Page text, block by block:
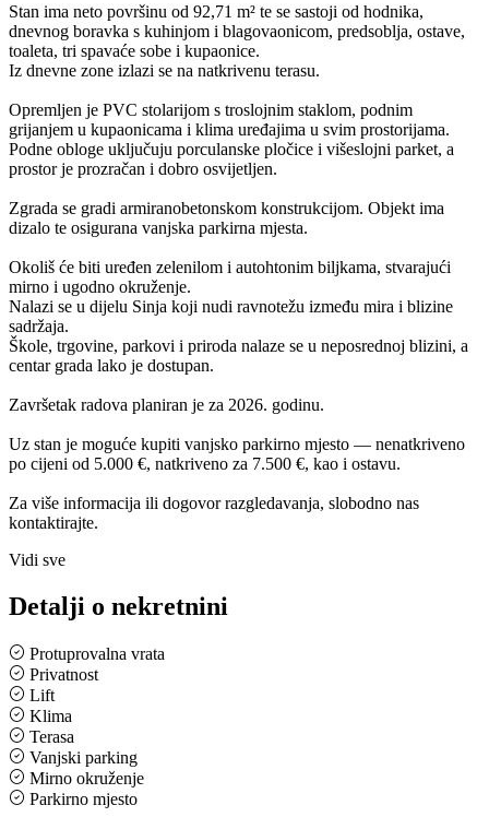
Stan ima neto površinu od 92,71 m² te se sastoji od hodnika,
dnevnog boravka s kuhinjom i blagovaonicom, predsoblja, ostave,
toaleta, tri spavaće sobe i kupaonice.
Iz dnevne zone izlazi se na natkrivenu terasu.
Opremljen je PVC stolarijom s troslojnim staklom, podnim
grijanjem u kupaonicama i klima uređajima u svim prostorijama.
Podne obloge uključuju porculanske pločice i višeslojni parket, a
prostor je prozračan i dobro osvijetljen.
Zgrada se gradi armiranobetonskom konstrukcijom. Objekt ima
dizalo te osigurana vanjska parkirna mjesta.
Okoliš će biti uređen zelenilom i autohtonim biljkama, stvarajući
mirno i ugodno okruženje.
Nalazi se u dijelu Sinja koji nudi ravnotežu između mira i blizine
sadržaja.
Škole, trgovine, parkovi i priroda nalaze se u neposrednoj blizini, a
centar grada lako je dostupan.
Završetak radova planiran je za 2026. godinu.
Uz stan je moguće kupiti vanjsko parkirno mjesto — nenatkriveno
po cijeni od 5.000 €, natkriveno za 7.500 €, kao i ostavu.
Za više informacija ili dogovor razgledavanja, slobodno nas
kontaktirajte.
Vidi sve
Detalji o nekretnini
Protuprovalna vrata
Privatnost
Lift
Klima
Terasa
Vanjski parking
Mirno okruženje
Parkirno mjesto